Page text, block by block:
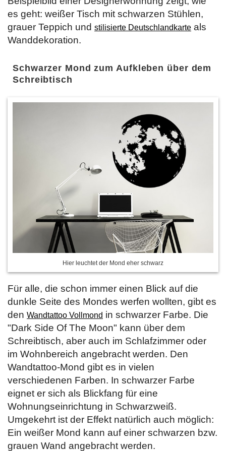
es geht: weißer Tisch mit schwarzen Stühlen,
grauer Teppich und stilisierte Deutschlandkarte als
Wanddekoration.
Schwarzer Mond zum Aufkleben über dem
Schreibtisch
Hier leuchtet der Mond eher schwarz
Für alle, die schon immer einen Blick auf die
dunkle Seite des Mondes werfen wollten, gibt es
den Wandtattoo Vollmond in schwarzer Farbe. Die
"Dark Side Of The Moon" kann über dem
Schreibtisch, aber auch im Schlafzimmer oder
im Wohnbereich angebracht werden. Den
Wandtattoo-Mond gibt es in vielen
verschiedenen Farben. In schwarzer Farbe
eignet er sich als Blickfang für eine
Wohnungseinrichtung in Schwarzweiß.
Umgekehrt ist der Effekt natürlich auch möglich:
Ein weißer Mond kann auf einer schwarzen bzw.
grauen Wand angebracht werden.